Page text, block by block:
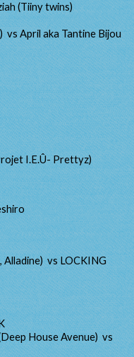
(Tiiny twins)
vs April aka Tantine Bijou
I.E.Û- Prettyz)
Alladine) vs LOCKING
House Avenue) vs